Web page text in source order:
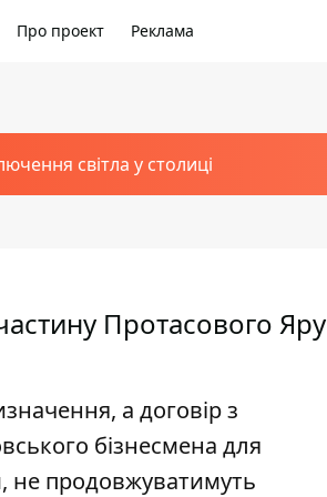
Про проект Реклама
світла у столиці
Протасового Яру
а договір з
бізнесмена для
не продовжуватимуть